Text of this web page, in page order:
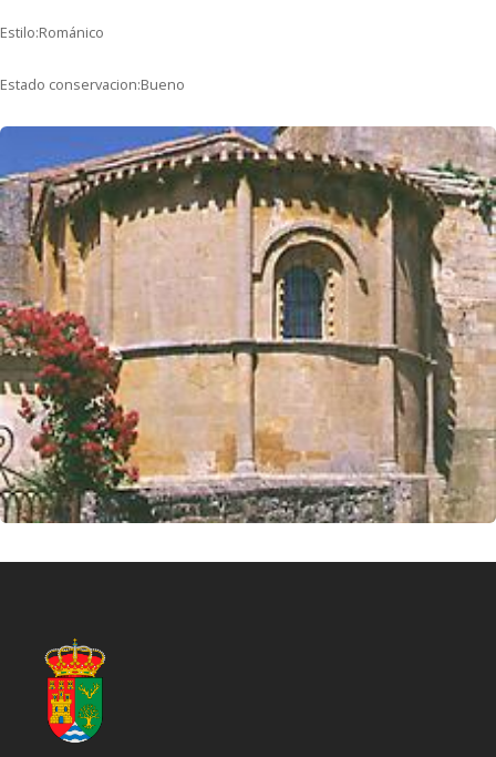
Estilo:Románico
Estado conservacion:Bueno